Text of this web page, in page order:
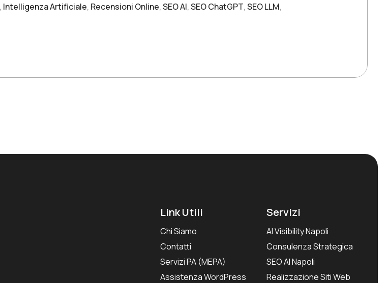
, Intelligenza Artificiale, Recensioni Online,SEO AI,SEO ChatGPT,SEO LLM,
Link Utili
Chi Siamo
Contatti
Servizi PA (MEPA)
Assistenza WordPress
Servizi
AI Visibility Napoli
Consulenza Strategica
SEO AI Napoli
Realizzazione Siti Web